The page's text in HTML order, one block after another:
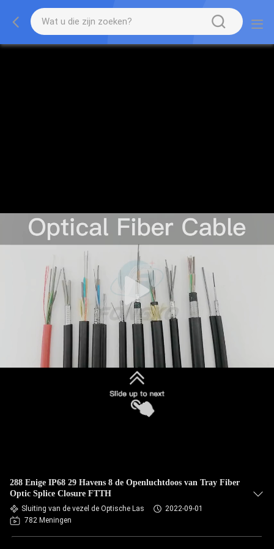
288 Enige IP68 29 Havens 8 de Openluchtdoos van Tray Fiber
Optic Splice Closure FTTH
Sluiting van de vezel de Optische Las
2022-09-01
782 Meningen